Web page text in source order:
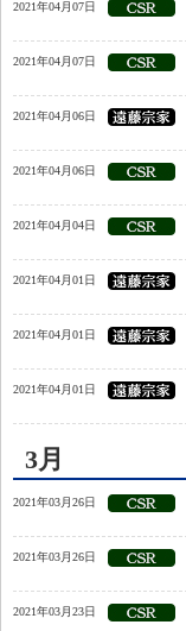
2021年04月07日
2021年04月07日
2021年04月06日
2021年04月06日
2021年04月04日
2021年04月01日
2021年04月01日
2021年04月01日
3月
2021年03月26日
2021年03月26日
2021年03月23日